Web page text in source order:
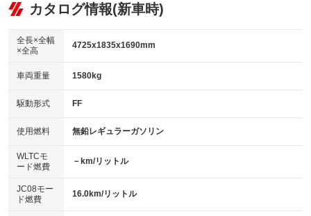
リフトアップ
：装備なし
：装備なし
パワーウィンドウ
アイドリングストップ
：装備なし
USB入力端子
：装備なし
100V電源
：装備なし
センターデフロック
：装備なし
電動格納ミラー
：装備あり
ビジュアル：-／DVD再生
：装備あり
：装備あり
革シート
キーレス
HID(キセノンライト)
：装備なし
バックカメラ
：装備なし
エアロ
：装備なし
：装備なし
パワーシート
カタログ情報(新車時)
全長×全幅
×全高
4725x1835x1690mm
車両重量 1580kg
駆動形式 FF
使用燃料 無鉛レギュラーガソリン
WLTCモ
ード燃費
－km/リットル
JC08モー
ド燃費
16.0km/リットル